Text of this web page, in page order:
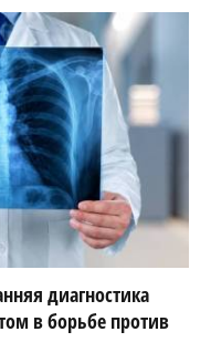
диагностика
в борьбе против